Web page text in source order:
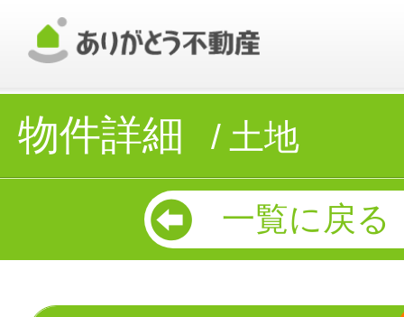
物件詳細 土地
一覧に戻る